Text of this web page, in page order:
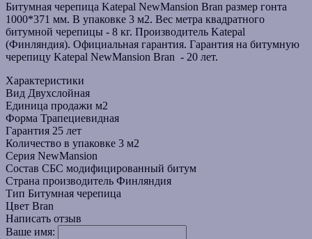
Битумная черепица Katepal NewMansion Bran размер гонта
1000*371 мм. В упаковке 3 м2. Вес метра квадратного
битумной черепицы - 8 кг. Производитель Katepal
(Финляндия). Официальная гарантия. Гарантия на битумную
черепицу Katepal NewMansion Bran - 20 лет.
Характеристики
Вид Двухслойная
Единица продажи м2
Форма Трапециевидная
Гарантия 25 лет
Количество в упаковке 3 м2
Серия NewMansion
Состав СБС модифицированный битум
Страна производитель Финляндия
Тип Битумная черепица
Цвет Bran
Написать отзыв
Ваше имя: